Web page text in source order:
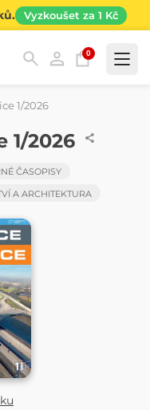
Vyzkoušet za 1 Kč
0
1/2026
1/2026
ČASOPISY
A ARCHITEKTURA